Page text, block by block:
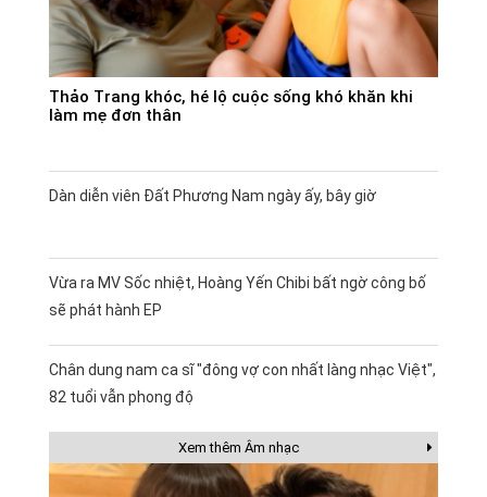
Thảo Trang khóc, hé lộ cuộc sống khó khăn khi
làm mẹ đơn thân
Dàn diễn viên Đất Phương Nam ngày ấy, bây giờ
Vừa ra MV Sốc nhiệt, Hoàng Yến Chibi bất ngờ công bố
sẽ phát hành EP
Chân dung nam ca sĩ "đông vợ con nhất làng nhạc Việt",
82 tuổi vẫn phong độ
Xem thêm Âm nhạc